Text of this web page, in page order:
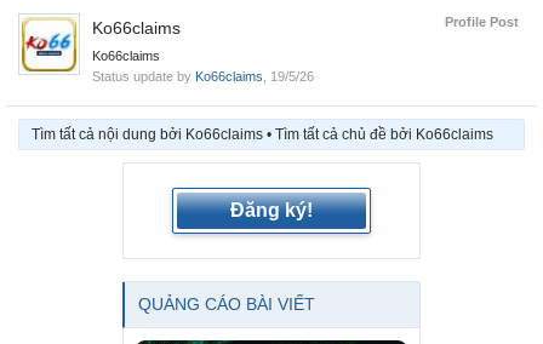
Profile Post
Ko66claims
Ko66claims
Status update by Ko66claims 19/5/26
Tìm tất cả nội dung bởi Ko66claims Tìm tất cả chủ đề bởi Ko66claims
Đăng ký!
QUẢNG CÁO BÀI VIẾT